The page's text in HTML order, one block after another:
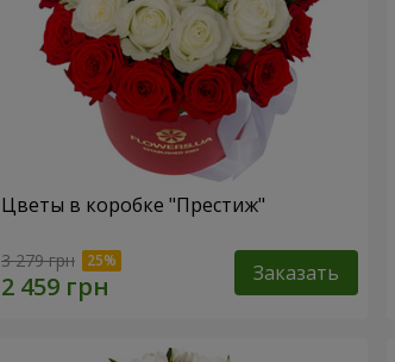
Цветы в коробке "Престиж"
3 279 грн Заказать